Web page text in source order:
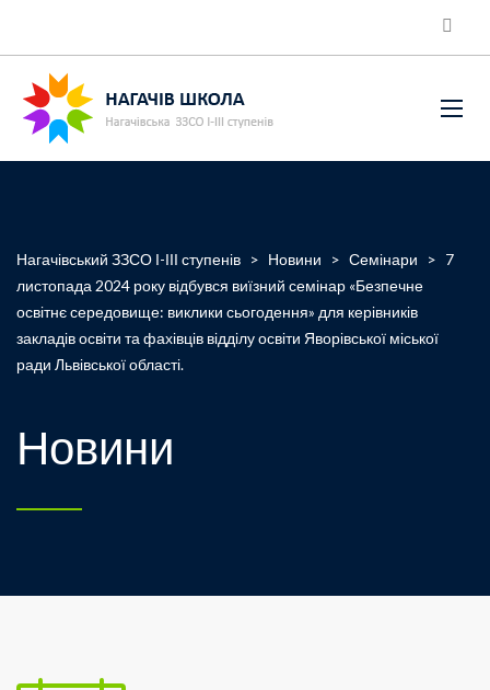
Нагачівський ЗЗСО І-ІІІ ступенів > Новини > Семінари > 7
листопада 2024 року відбувся виїзний семінар «Безпечне
освітнє середовище: виклики сьогодення» для керівників
закладів освіти та фахівців відділу освіти Яворівської міської
ради Львівської області.
Новини